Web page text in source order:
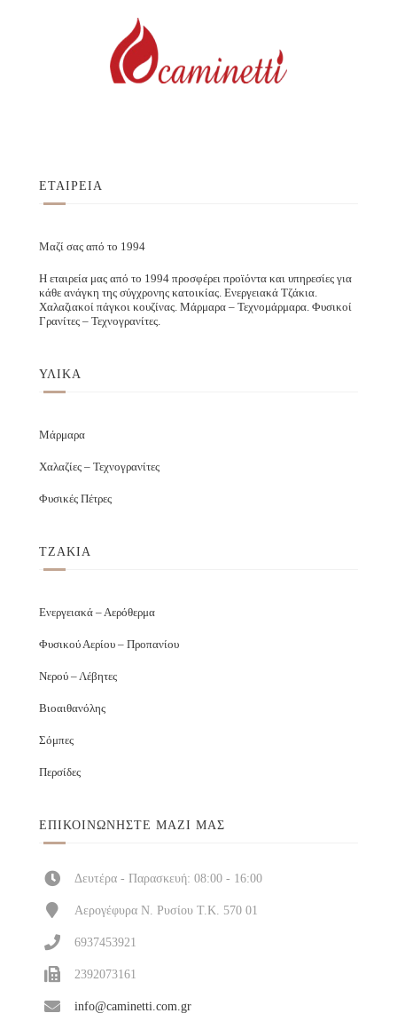
ΕΤΑΙΡΕΙΑ
Μαζί σας από το 1994
Η εταιρεία μας από το 1994 προσφέρει προϊόντα και υπηρεσίες για
κάθε ανάγκη της σύγχρονης κατοικίας. Ενεργειακά Τζάκια.
Χαλαζιακοί πάγκοι κουζίνας. Μάρμαρα – Τεχνομάρμαρα. Φυσικοί
Γρανίτες – Τεχνογρανίτες.
ΥΛΙΚΑ
Μάρμαρα
Χαλαζίες – Τεχνογρανίτες
Φυσικές Πέτρες
ΤΖΑΚΙΑ
Ενεργειακά – Αερόθερμα
Φυσικού Αερίου – Προπανίου
Νερού – Λέβητες
Βιοαιθανόλης
Σόμπες
Περσίδες
ΕΠΙΚΟΙΝΩΝΉΣΤΕ ΜΑΖΊ ΜΑΣ
Δευτέρα - Παρασκευή: 08:00 - 16:00
Αερογέφυρα Ν. Ρυσίου Τ.Κ. 570 01
6937453921
2392073161
info@caminetti.com.gr